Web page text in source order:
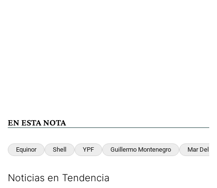
EN ESTA NOTA
Equinor Shell YPF Guillermo Montenegro Mar Del
Noticias en Tendencia